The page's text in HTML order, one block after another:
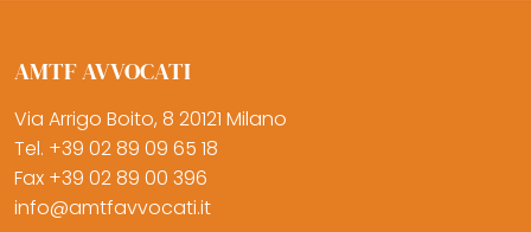
AMTF AVVOCATI
Via Arrigo Boito, 8 20121 Milano
Tel. +39 02 89 09 65 18
Fax +39 02 89 00 396
info@amtfavvocati.it